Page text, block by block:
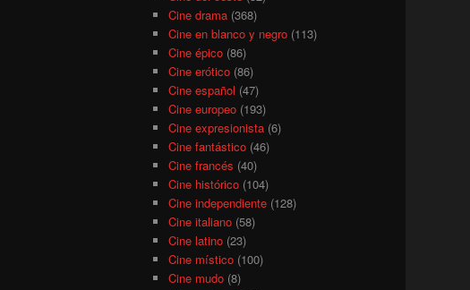
Cine drama(368)
Cine en blanco y negro(113)
Cine épico(86)
Cine erótico(86)
Cine español (47)
Cine europeo(193)
Cine expresionista(6)
Cine fantástico(46)
Cine francés (40)
Cine histórico(104)
Cine independiente(128)
Cine italiano(58)
Cine latino(23)
Cine místico(100)
Cine mudo(8)